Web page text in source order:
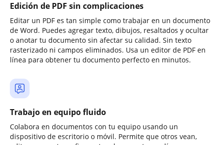
Edición de PDF sin complicaciones
Editar un PDF es tan simple como trabajar en un documento
de Word. Puedes agregar texto, dibujos, resaltados y ocultar
o anotar tu documento sin afectar su calidad. Sin texto
rasterizado ni campos eliminados. Usa un editor de PDF en
línea para obtener tu documento perfecto en minutos.
Trabajo en equipo fluido
Colabora en documentos con tu equipo usando un
dispositivo de escritorio o móvil. Permite que otros vean,